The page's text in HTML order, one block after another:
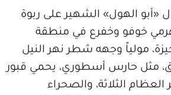
«أبو الهول» الشهير على ربوة
هرمي خوفو وخفرع في منطقة
مولياً وجهه شطر نهر النيل
مثل حارس أسطوري، يحمي قبور
الثلاثة، والصحراء